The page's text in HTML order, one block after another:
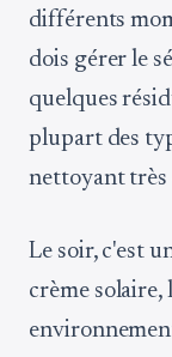
différents
dois gérer le
quelques
plupart des
nettoyant
Le soir, c'est
crème solaire,